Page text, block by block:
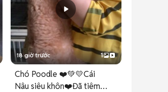
18 giờ trước 1
Chó Poodle ❤️💚💛Cái
Nâu siêu khôn❤️Đã tiêm